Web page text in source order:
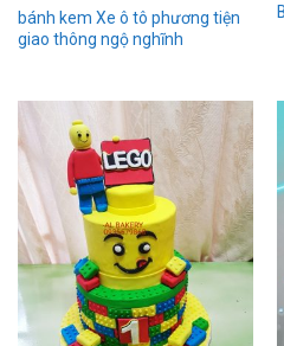
bánh kem Xe ô tô phương tiện
giao thông ngộ nghĩnh